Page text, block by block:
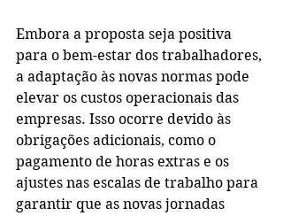
Embora a proposta seja positiva
para o bem-estar dos trabalhadores,
a adaptação às novas normas pode
elevar os custos operacionais das
empresas. Isso ocorre devido às
obrigações adicionais, como o
pagamento de horas extras e os
ajustes nas escalas de trabalho para
garantir que as novas jornadas